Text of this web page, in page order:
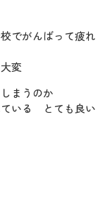
でがんばって疲れ
変
まうのか
ている とても良い